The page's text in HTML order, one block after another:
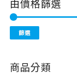
由價格篩選
篩選
商品分類